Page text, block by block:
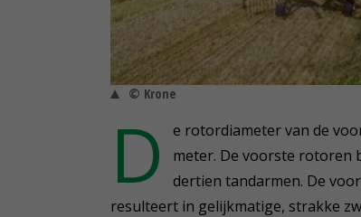
© Krone
D
e rotordiameter van de
meter. De voorste rotoren
dertien tandarmen. De
resulteert in gelijkmatige, strakke